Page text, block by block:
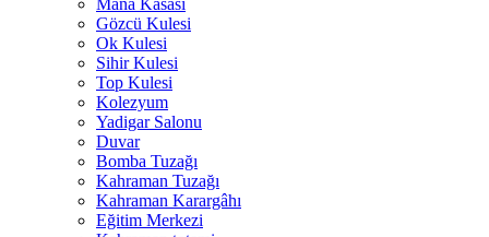
Mana Kasası
Gözcü Kulesi
Ok Kulesi
Sihir Kulesi
Top Kulesi
Kolezyum
Yadigar Salonu
Duvar
Bomba Tuzağı
Kahraman Tuzağı
Kahraman Karargâhı
Eğitim Merkezi